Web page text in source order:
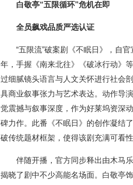
白敬亭“五限循环”危机在即
全员飙戏品质严选认证
“五限流”破案剧《不眠日》，自
年，手握《南来北往》《破冰行动》
过细腻镜头语言与人文关怀进行社会
具商业叙事张力与艺术表达。动作导
觉震撼与叙事深度，作为好莱坞资深
碑力作。此番《不眠日》的创作凝结
破传统题材框架，使得该剧充满可看性
伴随开播，官方同步释出由木马
揭晓了剧中不少高能名场面。白敬亭